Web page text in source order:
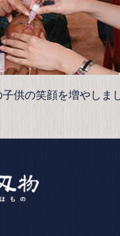
供の笑顔を増やしま